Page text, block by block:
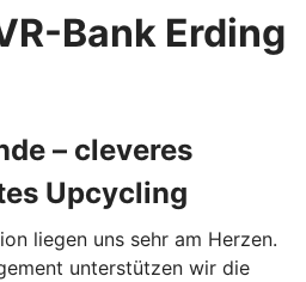
Bank Erding
– cleveres
Upcycling
liegen uns sehr am Herzen.
unterstützen wir die